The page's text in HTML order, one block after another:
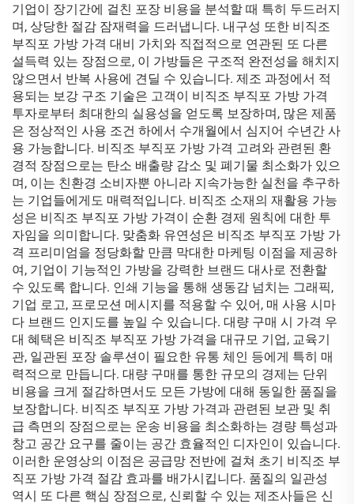
기업이 장기간에 걸친 포장 비용을 분석할 때 특히 두드러지
며, 상당한 절감 잠재력을 드러냅니다. 내구성 또한 비직조
부직포 가방 가격 대비 가치와 직접적으로 연관된 또 다른
설득력 있는 장점으로, 이 가방들은 구조적 완전성을 해치지
않으면서 반복 사용에 견딜 수 있습니다. 제조 과정에서 적
용되는 보강 구조 기술은 고객이 비직조 부직포 가방 가격
투자로부터 최대한의 실용성을 얻도록 보장하며, 많은 제품
은 정상적인 사용 조건 하에서 수개월에서 심지어 수년간 사
용 가능합니다. 비직조 부직포 가방 가격 고려와 관련된 환
경적 장점으로는 탄소 배출량 감소 및 폐기물 최소화가 있으
며, 이는 친환경 소비자뿐 아니라 지속가능한 실천을 추구하
는 기업들에게도 매력적입니다. 비직조 소재의 재활용 가능
성은 비직조 부직포 가방 가격이 순환 경제 원칙에 대한 투
자임을 의미합니다. 맞춤화 유연성은 비직조 부직포 가방 가
격 프리미엄을 정당화할 만큼 막대한 마케팅 이점을 제공하
여, 기업이 기능적인 가방을 강력한 브랜드 대사로 전환할
수 있도록 합니다. 인쇄 기능을 통해 생동감 넘치는 그래픽,
기업 로고, 프로모션 메시지를 적용할 수 있어, 매 사용 시마
다 브랜드 인지도를 높일 수 있습니다. 대량 구매 시 가격 우
대 혜택은 비직조 부직포 가방 가격을 대규모 기업, 교육기
관, 일관된 포장 솔루션이 필요한 유통 체인 등에게 특히 매
력적으로 만듭니다. 대량 구매를 통한 규모의 경제는 단위
비용을 크게 절감하면서도 모든 가방에 대해 동일한 품질을
보장합니다. 비직조 부직포 가방 가격과 관련된 보관 및 취
급 측면의 장점으로는 운송 비용을 최소화하는 경량 특성과
창고 공간 요구를 줄이는 공간 효율적인 디자인이 있습니다.
이러한 운영상의 이점은 공급망 전반에 걸쳐 초기 비직조 부
직포 가방 가격 절감 효과를 배가시킵니다. 품질의 일관성
역시 또 다른 핵심 장점으로, 신뢰할 수 있는 제조사들은 신